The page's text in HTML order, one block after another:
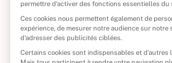
À propos
Politique de retour
Reprendre vos livres